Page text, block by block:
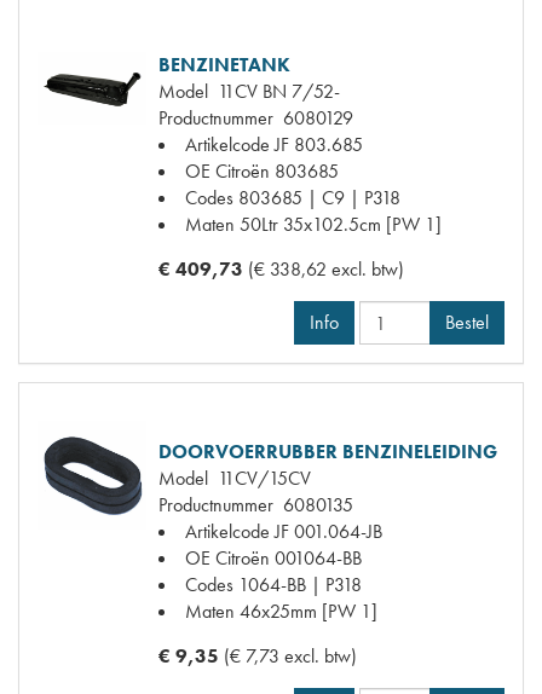
BENZINETANK
Model 11CV BN 7/52-
Productnummer 6080129
Artikelcode JF 803.685
OE Citroën 803685
Codes 803685 | C9 | P318
Maten 50Ltr 35x102.5cm [PW 1]
€ 409,73 (€ 338,62 excl. btw)
Info Bestel
DOORVOERRUBBER BENZINELEIDING
Model 11CV/15CV
Productnummer 6080135
Artikelcode JF001.064-JB
OE Citroën 001064-BB
Codes 1064-BB | P318
Maten 46x25mm [PW 1]
€ 9,35 (€ 7,73 excl. btw)